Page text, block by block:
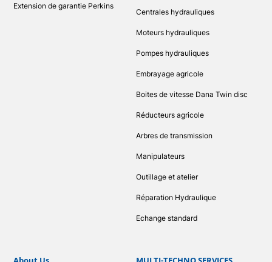
Extension de garantie Perkins
Centrales hydrauliques
Moteurs hydrauliques
Pompes hydrauliques
Embrayage agricole
Boites de vitesse Dana Twin disc
Réducteurs agricole
Arbres de transmission
Manipulateurs
Outillage et atelier
Réparation Hydraulique
Echange standard